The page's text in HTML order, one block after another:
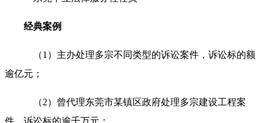
经典案例
（1）主办处理多宗不同类型的诉讼案件，诉讼标的额
逾亿元；
（2）曾代理东莞市某镇区政府处理多宗建设工程案
件，诉讼标的逾千万元；